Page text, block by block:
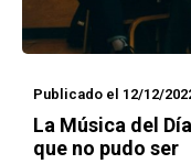
Publicado el 12/12/
La Música del Día
que no pudo ser